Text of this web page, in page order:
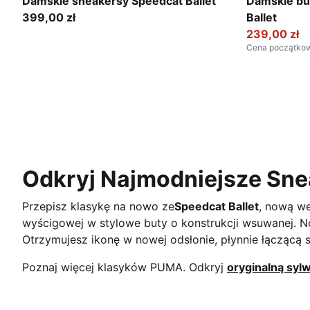
399,00 zł
Ballet
239,00 zł
Cena
Odkryj Najmodniejsze
Przepisz klasykę na nowo zeSpeedcat Ballet, nową
wyścigowej w stylowe buty o konstrukcji wsuwanej.
Otrzymujesz ikonę w nowej odsłonie, płynnie
Poznaj więcej klasyków PUMA. Odkryj oryginalną